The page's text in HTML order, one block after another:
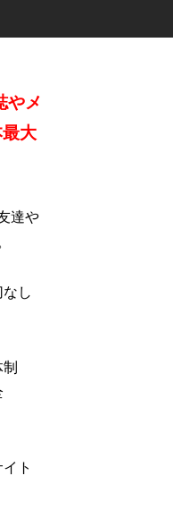
やメ
大
達や
し
ト